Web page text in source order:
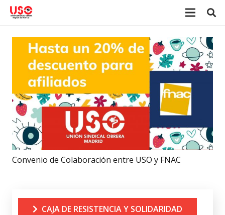
Convenio de Colaboración entre USO y FNAC
CAJA DE RESISTENCIA Y SOLIDARIDAD